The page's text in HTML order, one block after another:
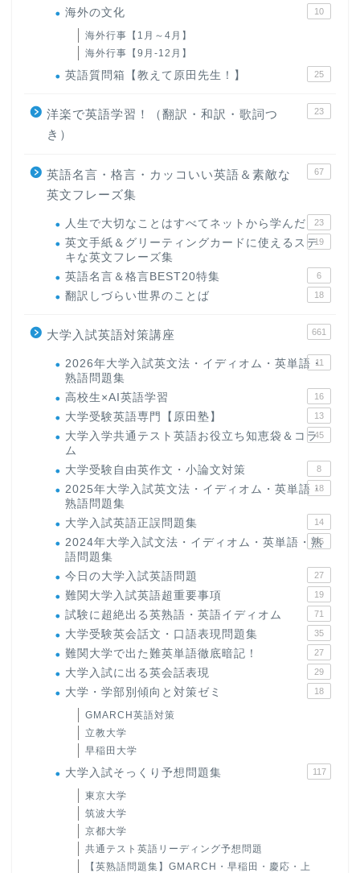
海外の文化 10
海外行事【1月～4月】
海外行事【9月-12月】
英語質問箱【教えて原田先生！】 25
洋楽で英語学習！（翻訳・和訳・歌詞つ
き）
23
英語名言・格言・カッコいい英語＆素敵な
英文フレーズ集
67
人生で大切なことはすべてネットから学んだ 23
英文手紙＆グリーティングカードに使えるステ
キな英文フレーズ集
19
英語名言＆格言BEST20特集 6
翻訳しづらい世界のことば 18
大学入試英語対策講座 661
2026年大学入試英文法・イディオム・英単語・
熟語問題集
11
高校生×AI英語学習 16
大学受験英語専門【原田塾】 13
大学入学共通テスト英語お役立ち知恵袋＆コラ
ム
45
大学受験自由英作文・小論文対策 8
2025年大学入試英文法・イディオム・英単語・
熟語問題集
18
大学入試英語正誤問題集 14
2024年大学入試文法・イディオム・英単語・熟
語問題集
15
今日の大学入試英語問題 27
難関大学入試英語超重要事項 19
試験に超絶出る英熟語・英語イディオム 71
大学受験英会話文・口語表現問題集 35
難関大学で出た難英単語徹底暗記！ 27
大学入試に出る英会話表現 29
大学・学部別傾向と対策ゼミ 18
GMARCH英語対策
立教大学
早稲田大学
大学入試そっくり予想問題集 117
東京大学
筑波大学
京都大学
共通テスト英語リーディング予想問題
【英熟語問題集】GMARCH・早稲田・慶応・上